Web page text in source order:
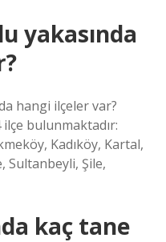
yakasında
hangi ilçeler var?
bulunmaktadır:
Kadıköy, Kartal,
Sultanbeyli, Şile,
kaç tane